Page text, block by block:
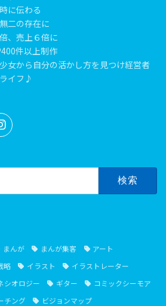
に伝わる
二の存在に
、売上６倍に
件以上制作
女から自分の活かし方を見つけ経営者
イフ♪
まんが まんが集客
アート
略 イラスト
イラストレーター
シオロジー ギター
コミックシーモア
チング
ビジョンマップ